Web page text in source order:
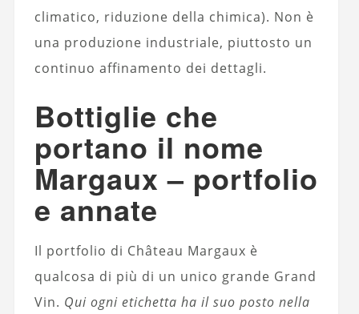
climatico, riduzione della chimica). Non è
una produzione industriale, piuttosto un
continuo affinamento dei dettagli.
Bottiglie che
portano il nome
Margaux – portfolio
e annate
Il portfolio di Château Margaux è
qualcosa di più di un unico grande Grand
Vin. Qui ogni etichetta ha il suo posto nella